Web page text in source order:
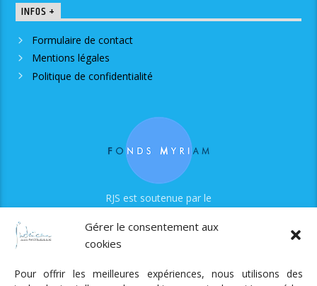
Gérer le consentement aux
cookies
Pour offrir les meilleures expériences, nous utilisons des
INFOS +
Formulaire de contact
Mentions légales
Politique de confidentialité
RJS est soutenue par le